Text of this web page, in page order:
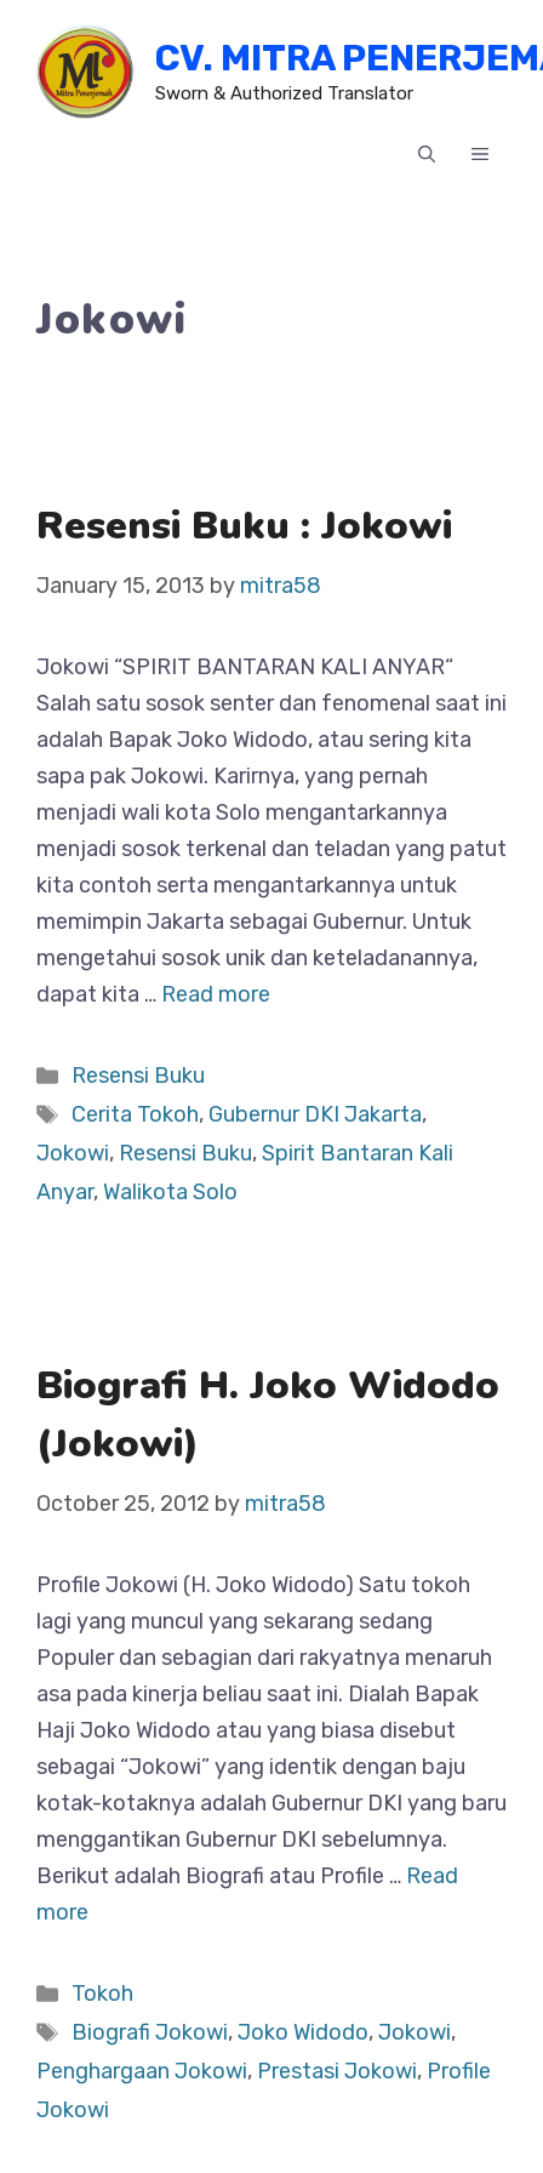
content
CV. MITRA
Sworn & Authorized Translator
MENU
Jokowi
Resensi Buku : Jokowi
January 15, 2013 by mitra58
Jokowi “SPIRIT BANTARAN KALI ANYAR“
Salah satu sosok senter dan fenomenal saat ini
adalah Bapak Joko Widodo, atau sering kita
sapa pak Jokowi. Karirnya, yang pernah
menjadi wali kota Solo mengantarkannya
menjadi sosok terkenal dan teladan yang patut
kita contoh serta mengantarkannya untuk
memimpin Jakarta sebagai Gubernur. Untuk
mengetahui sosok unik dan keteladanannya,
dapat kita … Read more
Categories
Resensi Buku
Tags
Cerita Tokoh, Gubernur DKI Jakarta,
Jokowi, Resensi Buku,Spirit Bantaran Kali
Anyar,Walikota Solo
Biografi H. Joko Widodo
(Jokowi)
October 25, 2012 by mitra58
Profile Jokowi (H. Joko Widodo) Satu tokoh
lagi yang muncul yang sekarang sedang
Populer dan sebagian dari rakyatnya menaruh
asa pada kinerja beliau saat ini. Dialah Bapak
Haji Joko Widodo atau yang biasa disebut
sebagai “Jokowi” yang identik dengan baju
kotak-kotaknya adalah Gubernur DKI yang baru
menggantikan Gubernur DKI sebelumnya.
Berikut adalah Biografi atau Profile … Read
more
Categories
Tokoh
Tags
Biografi Jokowi,Joko Widodo,Jokowi,
Penghargaan Jokowi, Prestasi Jokowi, Profile
Jokowi